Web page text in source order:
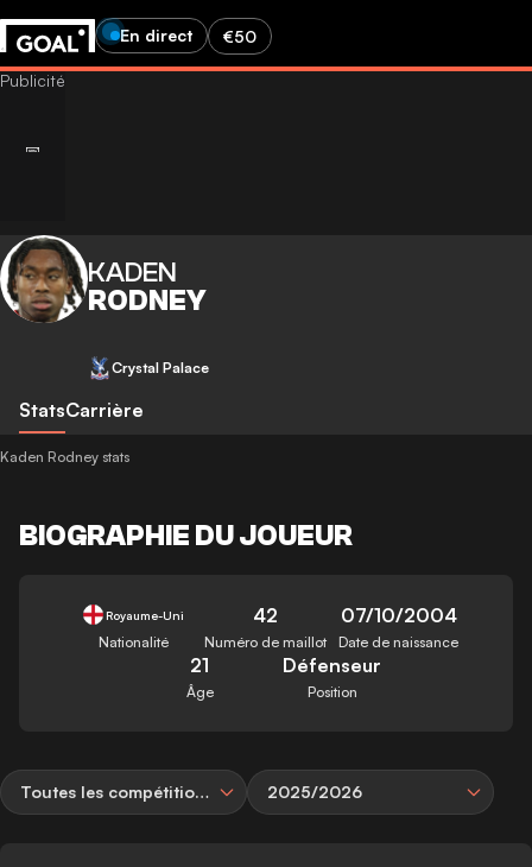
En direct €50
KADEN
RODNEY
Crystal Palace
StatsCarrière
Kaden Rodney stats
BIOGRAPHIE DU JOUEUR
Royaume-Uni
Nationalité
42
Numéro de maillot
07/10/2004
Date de naissance
21
Âge
Défenseur
Position
Toutes les compétitions 2025/2026